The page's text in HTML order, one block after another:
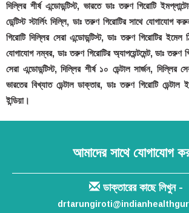
দিল্লির শীর্ষ এন্ডোডন্টিস্ট, ভারতে ডাঃ তরুণ গিরোটি
ডেন্টিস্ট স্টার্লিং দিল্লি, ডাঃ তরুণ গিরোটির সাথে যোগাযোগ
গিরোটি দিল্লির সেরা এন্ডোডন্টিস্ট, ডাঃ তরুণ গিরোটির ইমেল
যোগাযোগ নম্বর, ডাঃ তরুণ গিরোটির অ্যাপয়েন্টমেন্ট, ডাঃ তরুণ
সেরা এন্ডোডন্টিস্ট, দিল্লির শীর্ষ ১০ ডেন্টাল সার্জন, দিল্লির
ভারতের বিখ্যাত ডেন্টাল ডাক্তার, ডাঃ তরুণ গিরোটি ডেন্টাল
ইন্ডিয়া।
আমাদের সাথে যোগাযোগ
ডাক্তারের কাছে লিখুন -